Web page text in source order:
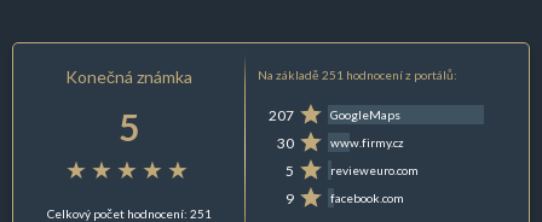
Konečná známka
5
Celkový počet hodnocení: 251
Na základě 251 hodnocení z portálů:
207 GoogleMaps
30 www.firmy.cz
5 revieweuro.com
9 facebook.com